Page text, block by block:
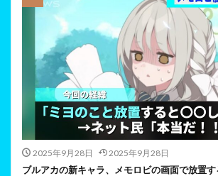
2025年9月28日 2025年9月28日
ブルアカの新キャラ、メモロビの画面で放置す